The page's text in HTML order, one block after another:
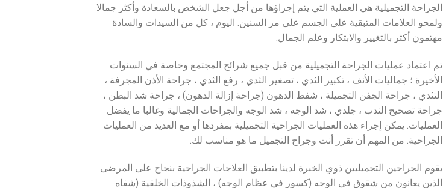
الجراحة التجميلية هي العملية التي يتم إجراؤها من أجل جعل الشخص بالسعادة وأكثر جمالا
ولمحو العلامات المتبقية على الجسم على مر السنين. اليوم ، كل من السيدات والسادة
مهتمون أكثر بالتغيير والابتكار وعلم الجمال.
تم اعتماد عمليات الجراحة التجميلية من قبل جميع شرائح المجتمع وخاصة في السنوات
الأخيرة ؛ جماليات الأنف ، تكبير الثدي ، تصغير الثدي ، رفع الثدي ، جراحة الأذن المجرفة ،
التثدي ، جراحة الجفن التجميلة ، شفط الدهون (جراحة إزالة الدهون) ، جراحة شد البطن ،
جراحة تصحيح الندب ، جلدي ، شد الوجه ، شد الوجه والجراحات الجمالية وغالبا ما يفضل
العمليات. يمكن إجراء هذه العمليات الجراحية التجميلية بمفردها أو مع العديد من العمليات
الجراحية. من المهم أن تقرر أنت وجراح التجميل ما هو مناسب لك.
يقوم الجراحين التجميليين ذوي الخبرة لدينا بتطبيق العلاجات الجراحية بنجاح على المرضى
الذين يعانون من شقوق في الوجه (كسور في عظام الوجه) ، الشذوذات الخلقية (شفاه